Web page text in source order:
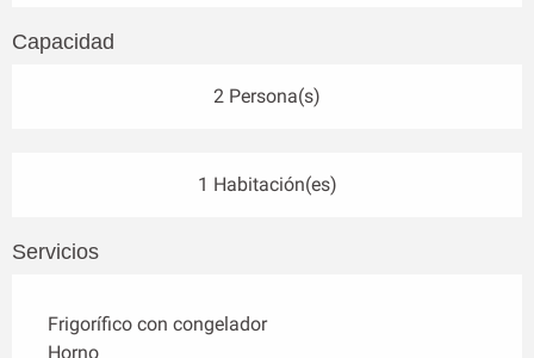
Capacidad
2 Persona(s)
1 Habitación(es)
Servicios
Frigorífico con congelador
Horno